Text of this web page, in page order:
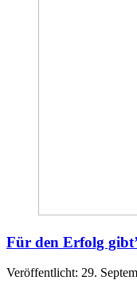
Für den Erfolg
Veröffentlicht: 29.